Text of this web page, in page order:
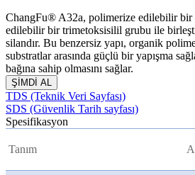
ChangFu® A32a, polimerize edilebilir
edilebilir bir trimetoksisilil grubu ile
silandır. Bu benzersiz yapı, organik
substratlar arasında güçlü bir yapışma
bağına sahip olmasını sağlar.
ŞİMDİ AL
TDS (Teknik Veri Sayfası)
SDS (Güvenlik Tarih sayfası)
Spesifikasyon
Tanım